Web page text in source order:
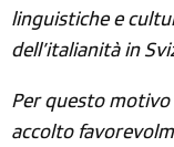
linguistiche e
dell’italianità in
Per questo
accolto